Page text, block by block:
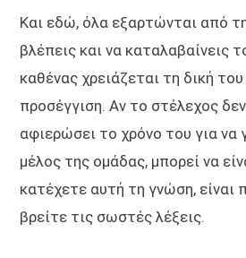
Και εδώ, όλα εξαρτώνται από
βλέπεις και να καταλαβαίνεις
καθένας χρειάζεται τη δική
προσέγγιση. Αν το στέλεχος
αφιερώσει το χρόνο του για να
μέλος της ομάδας, μπορεί να
κατέχετε αυτή τη γνώση, είναι
βρείτε τις σωστές λέξεις.